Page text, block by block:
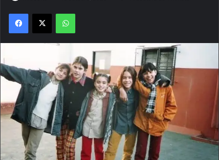
Facebook
X WhatsApp